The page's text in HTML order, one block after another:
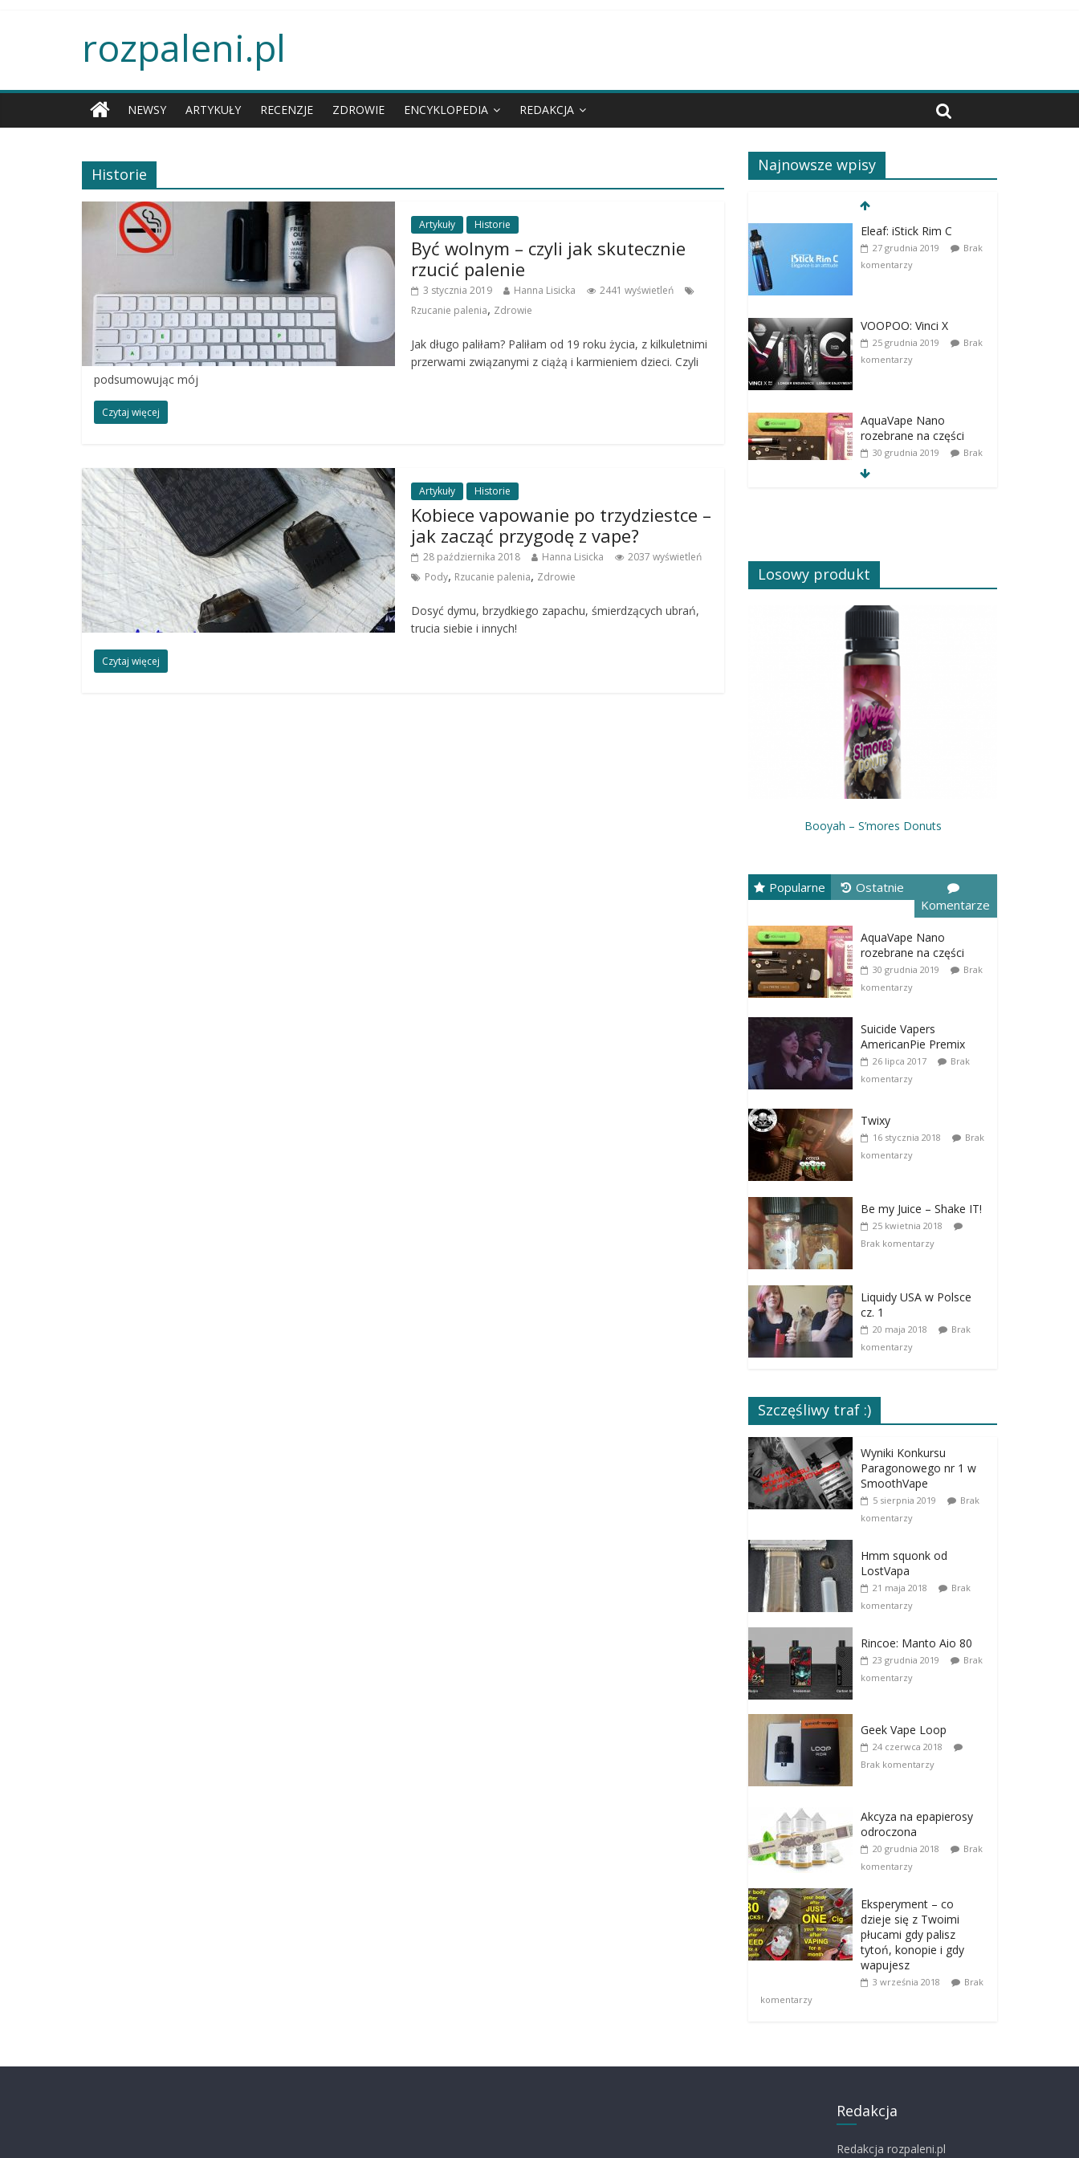
rozpaleni.pl
NEWSY ARTYKUŁY RECENZJE ZDROWIE ENCYKLOPEDIA REDAKCJA
Historie
Artykuły Historie
Być wolnym – czyli jak skutecznie
rzucić palenie
3 stycznia 2019 Hanna Lisicka
2441 wyświetleń
Rzucanie palenia, Zdrowie
Jak długo paliłam? Paliłam od 19 roku życia, z kilkuletnimi
przerwami związanymi z ciążą i karmieniem dzieci. Czyli
podsumowując mój
Czytaj więcej
Artykuły Historie
Kobiece vapowanie po trzydziestce –
jak zacząć przygodę z vape?
28 października 2018 Hanna Lisicka
2037 wyświetleń
Pody, Rzucanie palenia, Zdrowie
Dosyć dymu, brzydkiego zapachu, śmierdzących ubrań,
trucia siebie i innych!
Czytaj więcej
Najnowsze wpisy
Eleaf: iStick Rim C
27 grudnia 2019
Brak
komentarzy
VOOPOO: Vinci X
25 grudnia 2019
Brak
komentarzy
AquaVape Nano
rozebrane na części
30 grudnia 2019
Brak
komentarzy
Losowy produkt
Booyah – S’mores Donuts
Popularne
Ostatnie
Komentarze
AquaVape Nano
rozebrane na części
30 grudnia 2019
Brak
komentarzy
Suicide Vapers
AmericanPie Premix
26 lipca 2017
Brak
komentarzy
Twixy
16 stycznia 2018
Brak
komentarzy
Be my Juice – Shake IT!
25 kwietnia 2018
Brak komentarzy
Liquidy USA w Polsce
cz. 1
20 maja 2018
Brak
komentarzy
Szczęśliwy traf :)
Wyniki Konkursu
Paragonowego nr 1 w
SmoothVape
5 sierpnia 2019
Brak
komentarzy
Hmm squonk od
LostVapa
21 maja 2018
Brak
komentarzy
Rincoe: Manto Aio 80
23 grudnia 2019
Brak
komentarzy
Geek Vape Loop
24 czerwca 2018
Brak komentarzy
Akcyza na epapierosy
odroczona
20 grudnia 2018
Brak
komentarzy
Eksperyment – co
dzieje się z Twoimi
płucami gdy palisz
tytoń, konopie i gdy
wapujesz
3 września 2018
Brak
komentarzy
Redakcja
Redakcja rozpaleni.pl